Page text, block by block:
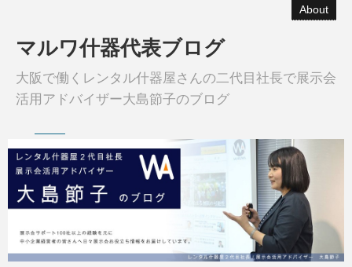
About
マルワ什器代表ブログ
大阪で働くレンタル什器屋さんの二代目社長で展示会
活用アドバイザー大島節子のブログ